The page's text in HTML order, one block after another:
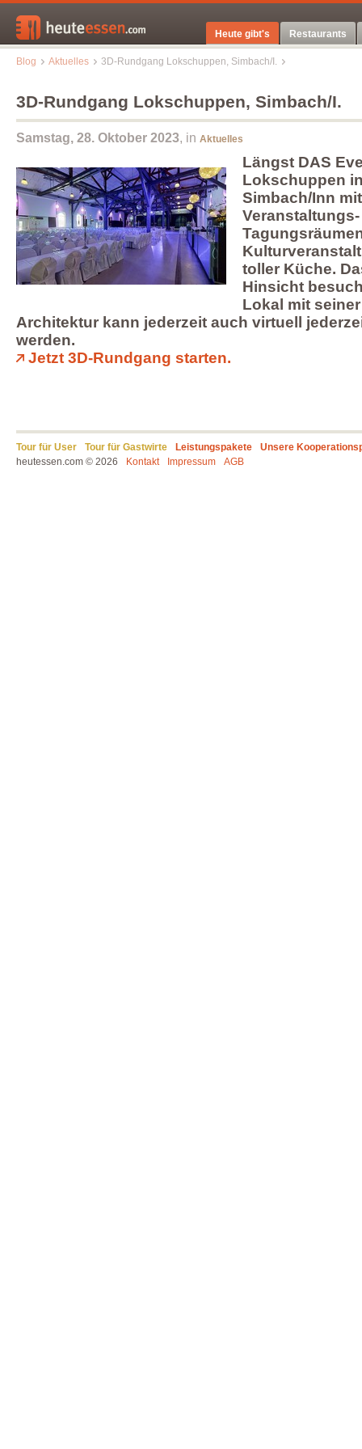
Restaurants
Heute gibt's
Blog Aktuelles 3D-Rundgang Lokschuppen, Simbach/I.
3D-Rundgang Lokschuppen, Simbach/I.
Samstag, 28. Oktober 2023, in Aktuelles
Längst DAS
Lokschuppen
Simbach/Inn
toller Küche.
Hinsicht
Lokal mit
Architektur kann jederzeit auch virtuell
werden.
Jetzt 3D-Rundgang starten.
Tour für User Tour für Gastwirte Leistungspakete
Unsere
heutessen.com © 2026
Kontakt Impressum AGB